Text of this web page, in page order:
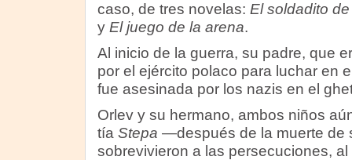
caso, de tres novelas: El soldadito
y El juego de la arena.
Al inicio de la guerra, su padre, que
por el ejército polaco para luchar en
fue asesinada por los nazis en el
Orlev y su hermano, ambos niños
tía Stepa —después de la muerte de
sobrevivieron a las persecuciones,